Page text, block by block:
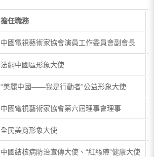
擔任職務
中國電視藝術家協會演員工作委員會副會長
法網中國區形象大使
“美麗中國——我是行動者”公益形象大使
中國電視藝術家協會第六屆理事會理事
全民美育形象大使
中國結核病防治宣傳大使、“紅絲帶”健康大使